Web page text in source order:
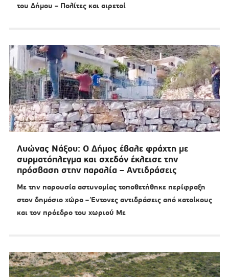
του Δήμου – Πολίτες και αιρετοί
Λυώνας Νάξου: Ο Δήμος έβαλε φράχτη με
συρματόπλεγμα και σχεδόν έκλεισε την
πρόσβαση στην παραλία – Αντιδράσεις
Με την παρουσία αστυνομίας τοποθετήθηκε περίφραξη
στον δημόσιο χώρο – Έντονες αντιδράσεις από κατοίκους
και τον πρόεδρο του χωριού Με